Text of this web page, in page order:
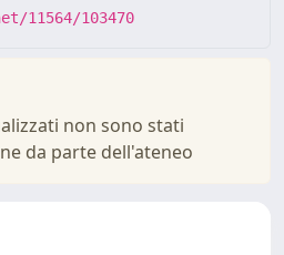
11564/103470
non sono stati
da parte dell'ateneo